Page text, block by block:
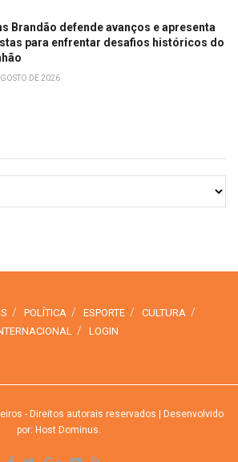
Brandão defende avanços e apresenta
para enfrentar desafios históricos do
DE 2026
POLÍTICA ESPORTE
CULTURA
LOGIN
- Direitos autorais reservados | Desenvolvido
por: Host Dominus